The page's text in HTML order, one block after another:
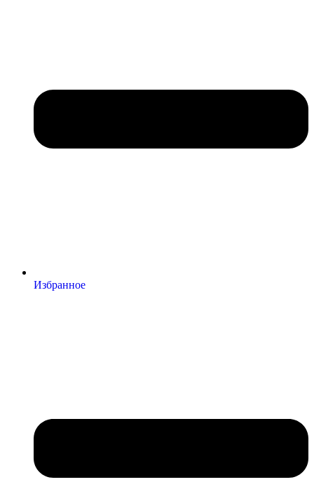
Избранное